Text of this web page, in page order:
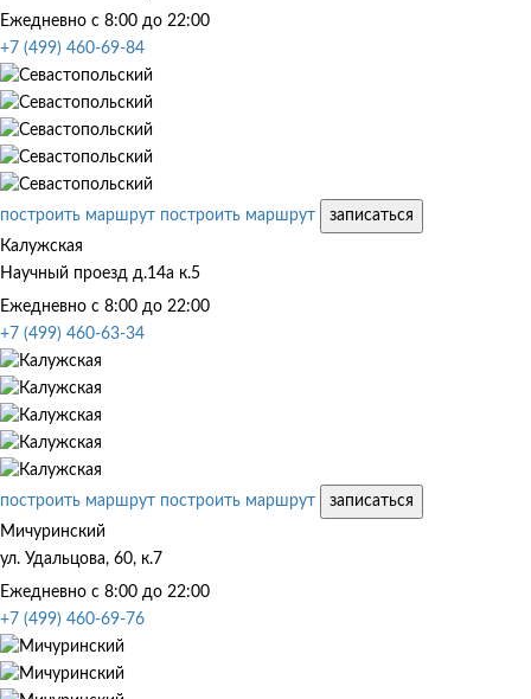
Ежедневно с 8:00 до 22:00
+7 (499) 460-69-84
построить маршрут построить маршрут
записаться
Калужская
Научный проезд д.14а к.5
Ежедневно с 8:00 до 22:00
+7 (499) 460-63-34
построить маршрут построить маршрут
записаться
Мичуринский
ул. Удальцова, 60, к.7
Ежедневно с 8:00 до 22:00
+7 (499) 460-69-76